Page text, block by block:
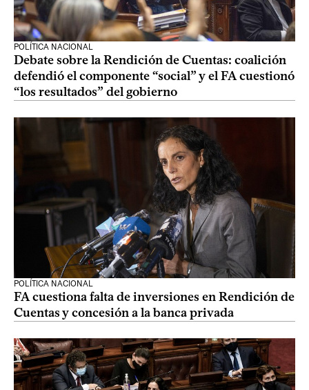
POLÍTICA NACIONAL
Debate sobre la Rendición de Cuentas: coalición
defendió el componente “social” y el FA cuestionó
“los resultados” del gobierno
POLÍTICA NACIONAL
FA cuestiona falta de inversiones en Rendición de
Cuentas y concesión a la banca privada